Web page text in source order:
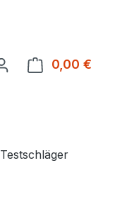
0,00 €
Testschläger